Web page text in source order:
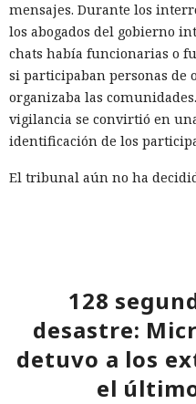
mensajes. Durante los
los abogados del gobierno
chats había funcionarias o
si participaban personas de
organizaba las
vigilancia se convirtió en
identificación de los
El tribunal aún no ha
respondieron a WIRED
la controversia.
128
desastre:
detuvo a los
el